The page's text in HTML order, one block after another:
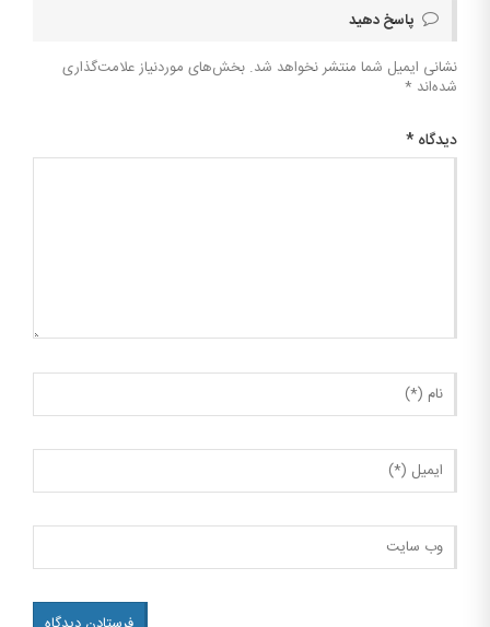
پاسخ دهید
نشانی ایمیل شما منتشر نخواهد شد. بخش‌های موردنیاز علامت‌گذاری
شده‌اند *
دیدگاه *